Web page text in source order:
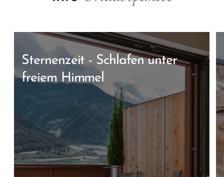
Sternenzeit - Schlafen unter
freiem Himmel